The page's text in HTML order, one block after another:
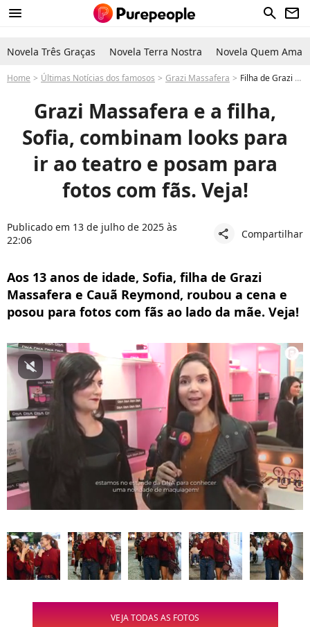
menu search newsletter
Novela Três Graças Novela Terra Nostra Novela Quem Ama
Home Últimas Notícias dos famosos Grazi Massafera Filha de Grazi Massafera e Cauã Reymond, Sofia combina look com a mãe e estilo da adolescente rouba a cena. Fotos!
Grazi Massafera e a filha,
Sofia, combinam looks para
ir ao teatro e posam para
fotos com fãs. Veja!
Publicado em 13 de julho de 2025 às
22:06
share Compartilhar
Aos 13 anos de idade, Sofia, filha de Grazi
Massafera e Cauã Reymond, roubou a cena e
posou para fotos com fãs ao lado da mãe. Veja!
VEJA TODAS AS FOTOS